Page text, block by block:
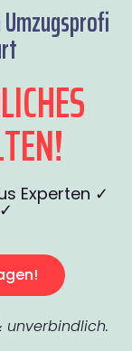
Experten ✓
unverbindlich.